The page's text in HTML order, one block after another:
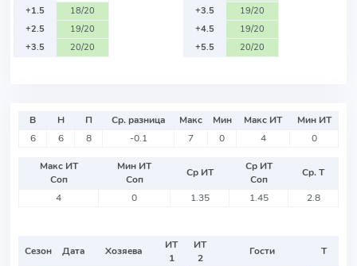
+1.5
18/20
+2.5
19/20
+3.5
20/20
+3.5
19/20
+4.5
19/20
+5.5
20/20
В Н П Ср. разница Макс Мин Макс ИТ
Мин ИТ
6
6 8 -0.1 7 0 4 0
Макс ИТ
Соп
Мин ИТ
Соп
Ср ИТ
Ср ИТ
Соп
Ср. Т
4
0 1.35 1.45 2.8
Сезон Дата Хозяева
ИТ
1
ИТ
2
Гости Т